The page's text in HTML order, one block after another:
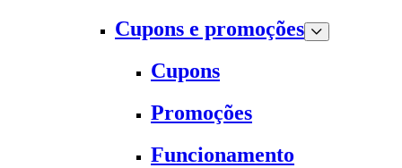
Cupons e promoções
Cupons
Promoções
Funcionamento